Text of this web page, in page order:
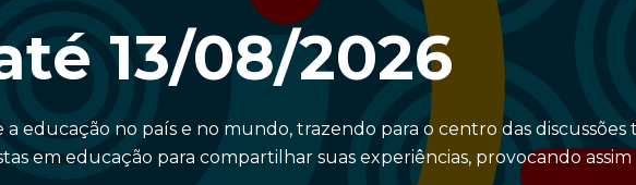
13/08/2026
educação no país e no mundo, trazendo para o centro das discussões
em educação para compartilhar suas experiências, provocando